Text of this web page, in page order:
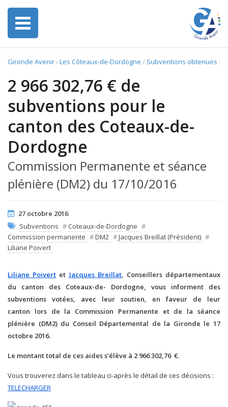
Gironde Avenir› Les Côteaux-de-Dordogne / Subventions obtenues :
2 966 302,76 € de
subventions pour le
canton des Coteaux-de-
Dordogne
Commission Permanente et séance
plénière (DM2) du 17/10/2016
27 octobre 2016
Subventions # Coteaux-de-Dordogne #
Commission permanente #DM2 #Jacques Breillat (Président) #
Liliane Poivert
Liliane Poivert et Jacques Breillat, Conseillers départementaux
du canton des Coteaux-de- Dordogne, vous informent des
subventions votées, avec leur soutien, en faveur de leur
canton lors de la Commission Permanente et de la séance
plénière (DM2) du Conseil Départemental de la Gironde le 17
octobre 2016.
Le montant total de ces aides s’élève à 2 966 302,76 €.
Vous trouverez dans le tableau ci-après le détail de ces décisions :
TELECHARGER